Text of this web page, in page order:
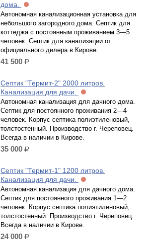
дома.
Автономная канализационная установка для
небольшого загородного дома. Септик для
коттеджа с постоянным проживанием 3—5
человек. Септик для канализации от
официального дилера в Кирове.
41 500 р.
Септик "Термит-2" 2000 литров.
Канализация для дачи.
Автономная канализация для дачного дома.
Септик для постоянного проживания 2—4
человек. Корпус септика полиэтиленовый,
толстостенный. Производство г. Череповец.
Всегда в наличии в Кирове.
35 000 р.
Септик "Термит-1" 1200 литров.
Канализация для дачи.
Автономная канализация для дачного дома.
Септик для постоянного проживания 1—2
человек. Корпус септика полиэтиленовый,
толстостенный. Производство г. Череповец.
Всегда в наличии в Кирове.
24 000 р.